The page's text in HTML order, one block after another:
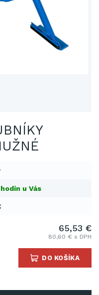
u Vás
65,53 €
80,60 € s DPH
DO KOŠÍKA